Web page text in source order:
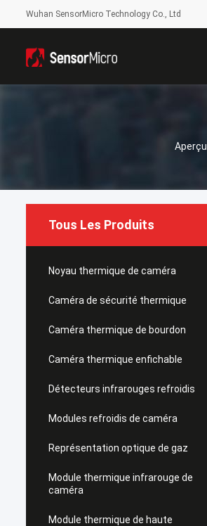
Wuhan SensorMicro Technology Co., Ltd
Aperçu
Tous Les Produits
Noyau thermique de caméra
Caméra de sécurité thermique
Caméra thermique de bourdon
Caméra thermique enfichable
Détecteurs infrarouges refroidis
Modules refroidis de caméra
Représentation optique de gaz
Module thermique infrarouge de
caméra
Module thermique de haute